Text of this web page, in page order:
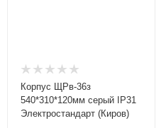
Корпус ЩРв-36з
540*310*120мм серый IP31
Электростандарт (Киров)